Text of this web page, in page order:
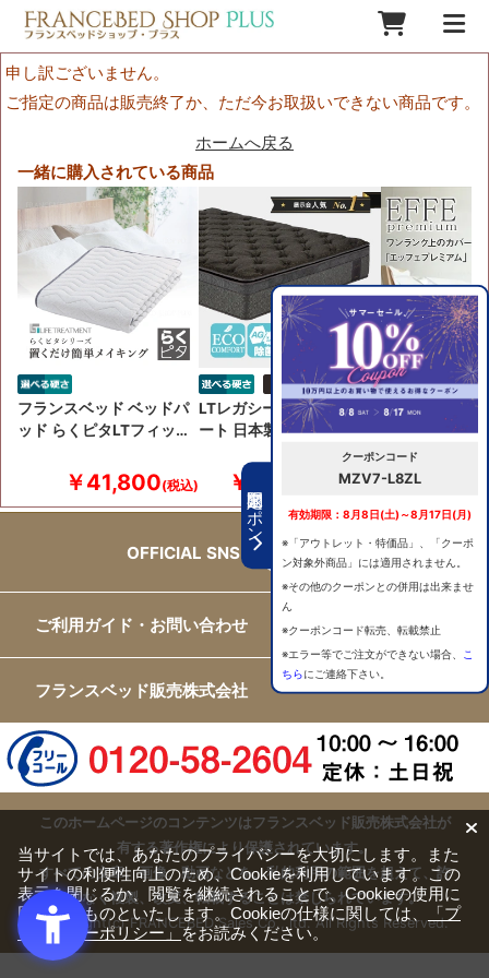
期間限定クーポン
クーポンコード
MZV7-L8ZL
有効期限：8月8日(土)～8月17日(月)
※「アウトレット・特価品」、「クーポ
ン対象外商品」には適用されません。
※その他のクーポンとの併用は出来ませ
ん
※クーポンコード転売、転載禁止
※エラー等でご注文ができない場合、
こ
ちらにご連絡下さい。
申し訳ございません。
ご指定の商品は販売終了か、ただ今お取扱いできない商品です。
ホームへ戻る
一緒に購入されている商品
フランスベッド ベッドパ
ッド らくピタLTフィッ…
￥41,800
LTレガシー エココンフォ
ート 日本製高級マット…
￥355,300
フランスベッ
プレミアム マ
カ…
OFFICIAL SNS
ご利用ガイド・お問い合わせ
フランスベッド販売株式会社
このホームページのコンテンツはフランスベッド販売株式会社が
有する著作権により保護されています。
すべての文章、画像、動画などを、私的利用の範囲を超えて、許
可なく複製、改変、転載することは禁じられています。
Copyright(c) FRANCEBED Sales Co., ltd. All Rights Reserved.
当サイトでは、あなたのプライバシーを大切にします。また
サイトの利便性向上のため、Cookieを利用しています。この
表示を閉じるか、閲覧を継続されることで、Cookieの使用に
同意するものといたします。Cookieの仕様に関しては、
「プ
ライバシーポリシー」をお読みください。